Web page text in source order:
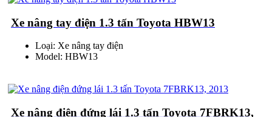
Xe nâng tay điện 1.3 tấn Toyota HBW13
Loại: Xe nâng tay điện
Model: HBW13
Xe nâng điện đứng lái 1.3 tấn Toyota 7FBRK13,